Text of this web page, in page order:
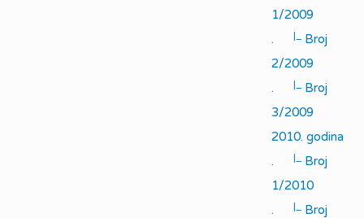
1/2009
.
|_ Broj
2/2009
.
|_ Broj
3/2009
2010. godina
.
|_ Broj
1/2010
.
|_ Broj